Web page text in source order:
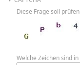
Diese Frage soll
Welche Zeichen sind